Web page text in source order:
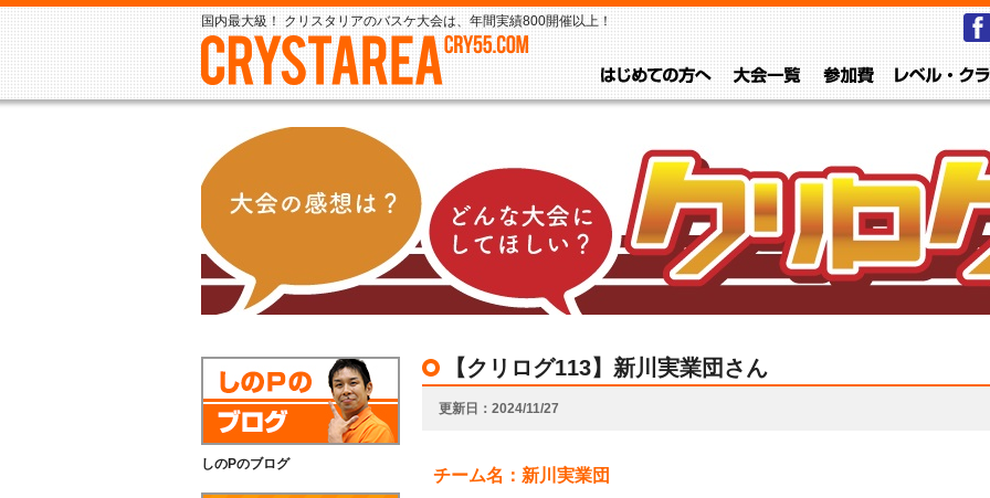
国内最大級！ クリスタリアのバスケ大会は、年間実績800開催以上！
はじめての方へ
大会一覧参加費
【クリログ113】新川実業団さん
更新日 2024/11/27
チーム名：新川実業団
しのPのブログ